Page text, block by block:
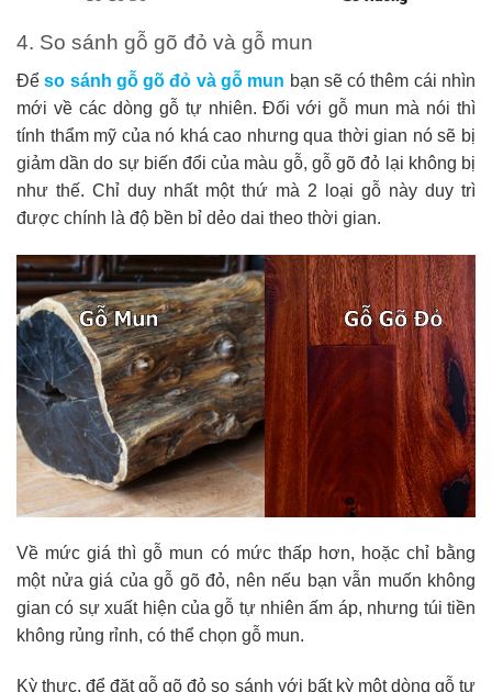
4. So sánh gỗ gõ đỏ và gỗ mun
Đểso sánh gỗ gõ đỏ và gỗ mun bạn sẽ có thêm cái nhìn
mới về các dòng gỗ tự nhiên. Đối với gỗ mun mà nói thì
tính thẩm mỹ của nó khá cao nhưng qua thời gian nó sẽ bị
giảm dần do sự biến đổi của màu gỗ, gỗ gõ đỏ lại không bị
như thế. Chỉ duy nhất một thứ mà 2 loại gỗ này duy trì
được chính là độ bền bỉ dẻo dai theo thời gian.
Về mức giá thì gỗ mun có mức thấp hơn, hoặc chỉ bằng
một nửa giá của gỗ gõ đỏ, nên nếu bạn vẫn muốn không
gian có sự xuất hiện của gỗ tự nhiên ấm áp, nhưng túi tiền
không rủng rỉnh, có thể chọn gỗ mun.
Kỳ thực, để đặt gỗ gõ đỏ so sánh với bất kỳ một dòng gỗ tự